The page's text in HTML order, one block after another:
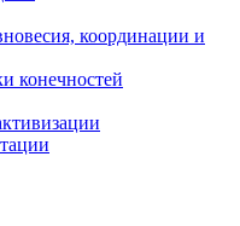
координации и
конечностей